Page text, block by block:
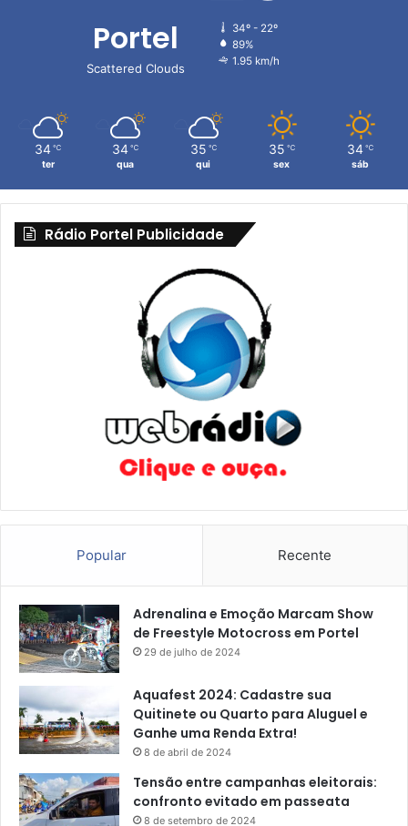
Portel
Scattered Clouds
34º - 22º
89%
1.95 km/h
34 ℃
ter
34 ℃
qua
35 ℃
qui
35 ℃
sex
34 ℃
sáb
Rádio Portel Publicidade
Popular Recente
Adrenalina e Emoção Marcam Show
de Freestyle Motocross em Portel
29 de julho de 2024
Aquafest 2024: Cadastre sua
Quitinete ou Quarto para Aluguel e
Ganhe uma Renda Extra!
8 de abril de 2024
Tensão entre campanhas eleitorais:
confronto evitado em passeata
8 de setembro de 2024